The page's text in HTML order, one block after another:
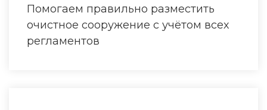
Помогаем правильно разместить
очистное сооружение с учётом всех
регламентов